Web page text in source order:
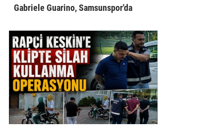
Gabriele Guarino, Samsunspor'da